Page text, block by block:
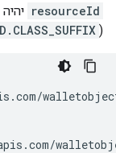
resourceId
(